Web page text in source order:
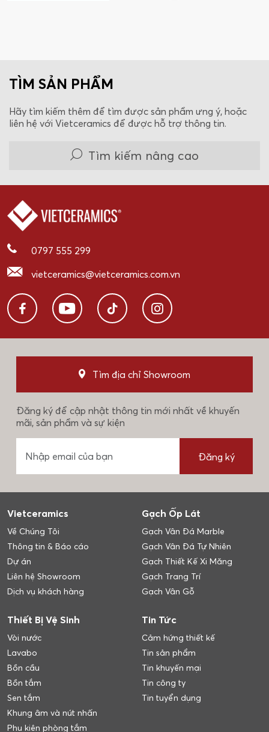
TÌM SẢN PHẨM
Hãy tìm kiếm thêm để tìm được sản phẩm ưng ý, hoặc
liên hệ với Vietceramics để được hỗ trợ thông tin.
Tìm kiếm nâng cao
0797 555 299
vietceramics@vietceramics.com.vn
Tìm địa chỉ Showroom
Đăng ký để cập nhật thông tin mới nhất về khuyến
mãi, sản phẩm và sự kiện
Đăng ký
Vietceramics
Về Chúng Tôi
Thông tin & Báo cáo
Dự án
Liên hệ Showroom
Dịch vụ khách hàng
Gạch Ốp Lát
Gạch Vân Đá Marble
Gạch Vân Đá Tự Nhiên
Gạch Thiết Kế Xi Măng
Gạch Trang Trí
Gạch Vân Gỗ
Thiết Bị Vệ Sinh
Vòi nước
Lavabo
Bồn cầu
Bồn tắm
Sen tắm
Khung âm và nút nhấn
Phụ kiện phòng tắm
Tin Tức
Cảm hứng thiết kế
Tin sản phẩm
Tin khuyến mại
Tin công ty
Tin tuyển dụng